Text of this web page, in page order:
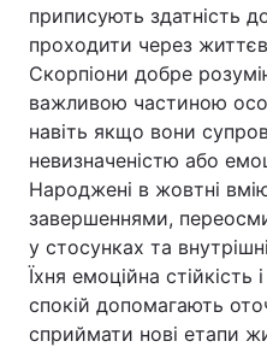
приписують здатність
проходити через
Скорпіони добре
важливою частиною
навіть якщо вони
невизначеністю або
Народжені в жовтні
завершеннями,
у стосунках та
Їхня емоційна стійкість
спокій допомагають
сприймати нові етапи